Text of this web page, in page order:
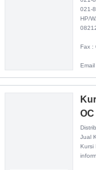
021-
HP/
Fax :
Jual
Kursi